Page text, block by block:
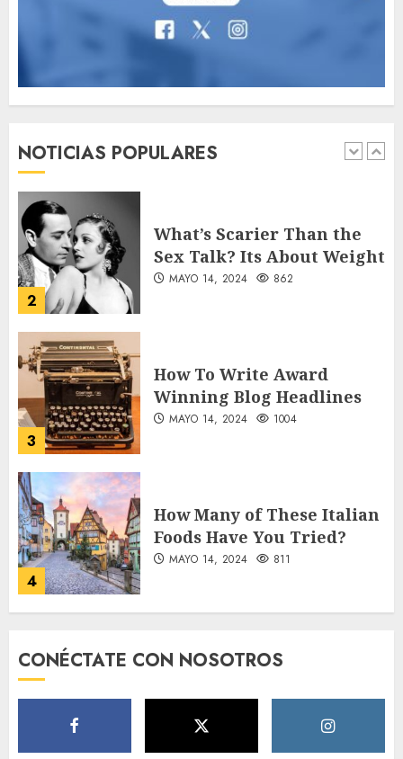
NOTICIAS POPULARES
MAYO 16, 2024
1
Searching for the
forgotten heroes of World
MAYO 14, 2024
2
What’s Scarier Than the
Sex Talk? Its About Weight
MAYO 14, 2024 862
3
How To Write Award
Winning Blog Headlines
MAYO 14, 2024 1004
4
How Many of These Italian
Foods Have You Tried?
MAYO 14, 2024 811
Classic Cars in a Retro
CONÉCTATE CON NOSOTROS